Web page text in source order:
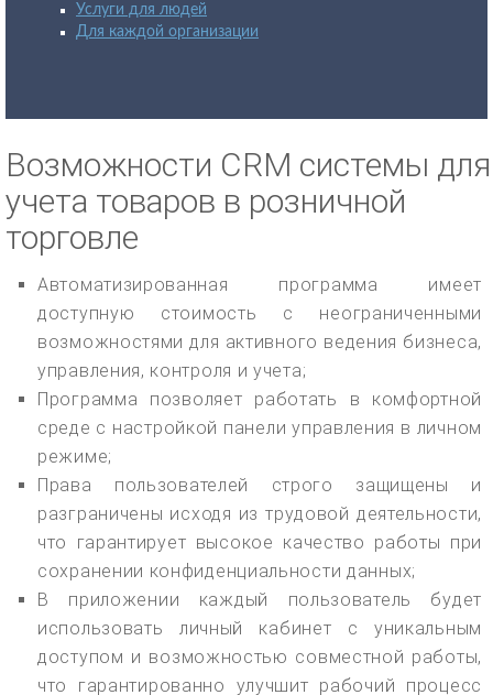
Услуги для людей
Для каждой организации
Возможности CRM системы для
учета товаров в розничной
торговле
Автоматизированная программа имеет
доступную стоимость с неограниченными
возможностями для активного ведения бизнеса,
управления, контроля и учета;
Программа позволяет работать в комфортной
среде с настройкой панели управления в личном
режиме;
Права пользователей строго защищены и
разграничены исходя из трудовой деятельности,
что гарантирует высокое качество работы при
сохранении конфиденциальности данных;
В приложении каждый пользователь будет
использовать личный кабинет с уникальным
доступом и возможностью совместной работы,
что гарантированно улучшит рабочий процесс